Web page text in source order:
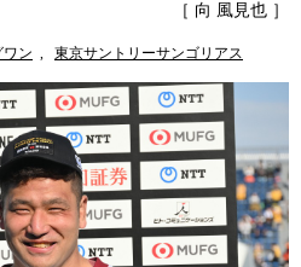
［ 向 風見也 ］
ワン , 東京サントリーサンゴリアス